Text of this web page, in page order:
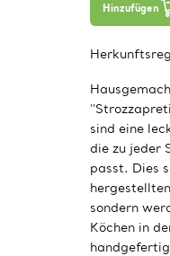
Hinzufügen
sind eine
die zu jeder
passt. Dies
sondern
Köchen in